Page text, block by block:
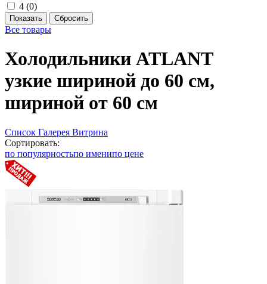
4 (0)
Все товары
Холодильники ATLANT
узкие шириной до 60 см,
шириной от 60 см
Список Галерея Витрина
Сортировать:
по популярностьпо именипо цене